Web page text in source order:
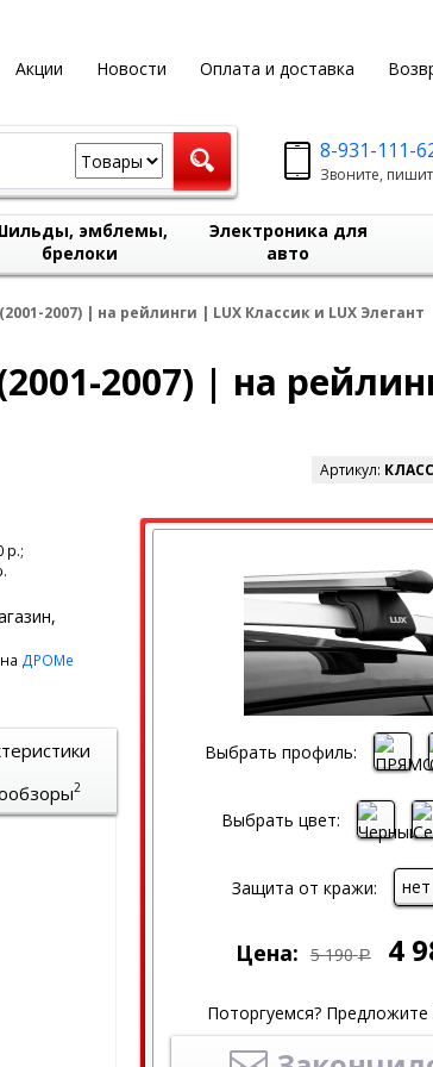
Акции Новости Оплата и доставка
8-931-111-
Звоните,
эмблемы,
брелоки
Электроника для
авто
2007) | на рейлинги | LUX Классик и LUX Элегант
2007) | на
Артикул:
Выбрать профиль:
Выбрать цвет:
Защита от кражи: нет
Цена: 5 190 Р 4
Поторгуемся? Предложите
р.;
ДРОМе
2